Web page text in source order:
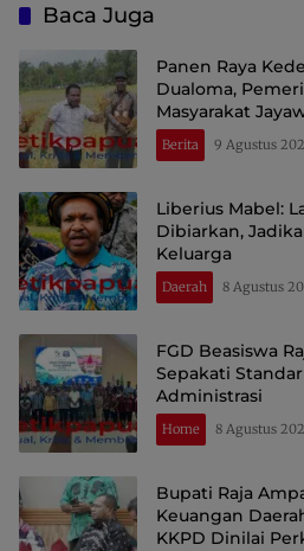
Baca Juga
Panen Raya
Dualoma,
Masyarakat
Berita 9 Agustus
Liberius Mabel:
Dibiarkan,
Keluarga
Daerah 8 Agustus
FGD Beasiswa
Sepakati
Administrasi
Home 8 Agustus
Bupati Raja
Keuangan
KKPD Dinilai